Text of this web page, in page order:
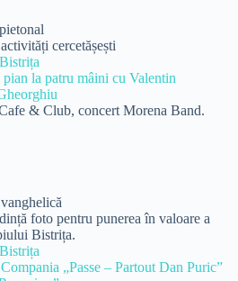
cercetășești
la patru mâini cu Valentin
& Club, concert Morena Band.
foto pentru punerea în valoare a
Bistrița.
„Passe – Partout Dan Puric”